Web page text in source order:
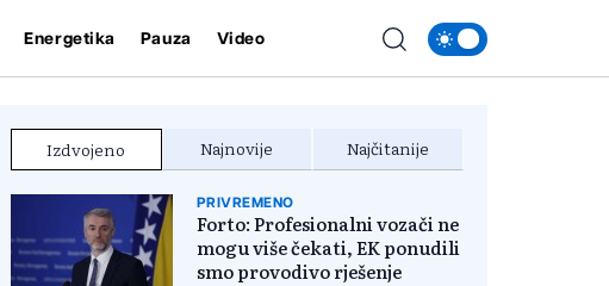
Energetika Pauza Video
Izdvojeno Najnovije Najčitanije
PRIVREMENO
Forto: Profesionalni vozači ne
mogu više čekati, EK ponudili
smo provodivo rješenje